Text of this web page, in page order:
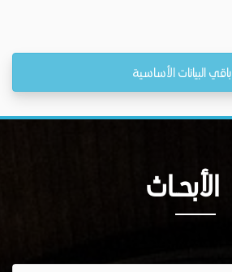
باقي البيانات الأساسية
الأبحــاث